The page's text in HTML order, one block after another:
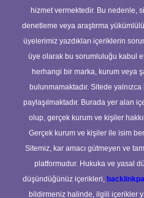
hizmet vermektedir. Bu nedenle,
denetleme veya araştırma
üyelerimiz yazdıkları içeriklerin
üye olarak bu sorumluluğu kabul
herhangi bir marka, kurum veya
bulunmamaktadır. Sitede yalnızca
paylaşılmaktadır. Burada yer alan
olup, gerçek kurum ve kişiler
Gerçek kurum ve kişiler ile isim
Sitemiz, kar amacı gütmeyen ve
platformudur. Hukuka ve yasal
düşündüğünüz içerikleri,
bildirmeniz halinde, ilgili içerikler